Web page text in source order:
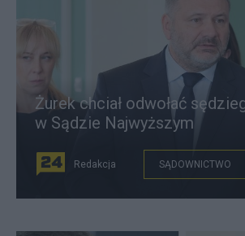
Żurek chciał odwołać
w Sądzie Najwyższym
Redakcja SĄDOWNICTWO